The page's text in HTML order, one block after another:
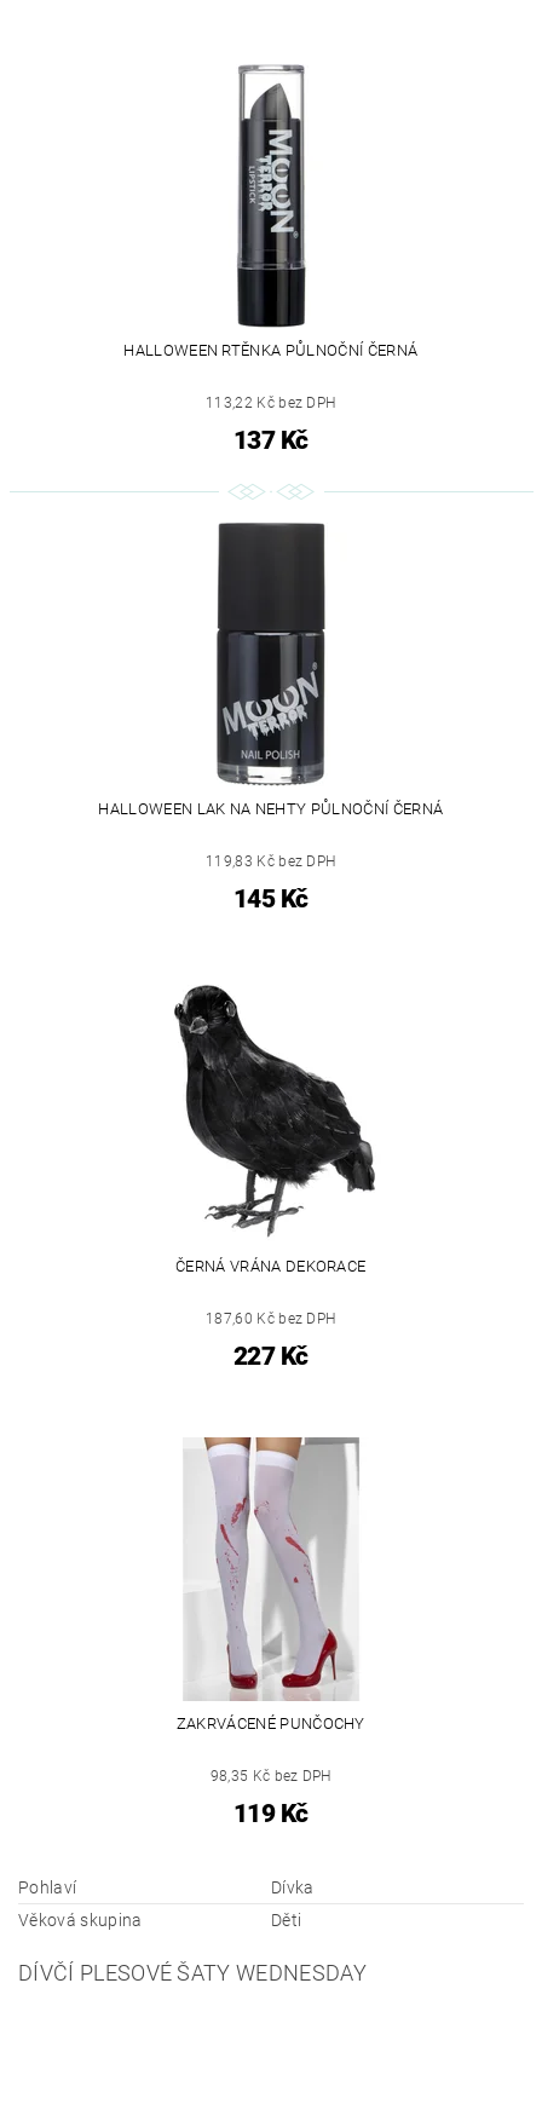
HALLOWEEN RTĚNKA PŮLNOČNÍ ČERNÁ
113,22 Kč bez DPH
137 Kč
HALLOWEEN LAK NA NEHTY PŮLNOČNÍ ČERNÁ
119,83 Kč bez DPH
145 Kč
ČERNÁ VRÁNA DEKORACE
187,60 Kč bez DPH
227 Kč
ZAKRVÁCENÉ PUNČOCHY
98,35 Kč bez DPH
119 Kč
Pohlaví
Dívka
Věková skupina
Děti
DÍVČÍ PLESOVÉ ŠATY WEDNESDAY